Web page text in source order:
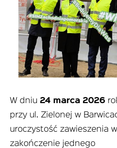
W dniu 24 marca 2026
przy ul. Zielonej w
uroczystość zawieszenia
zakończenie jednego